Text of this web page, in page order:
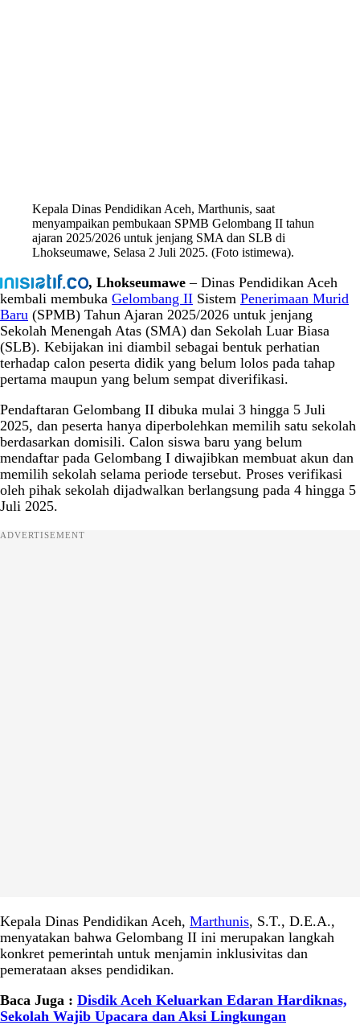
Kepala Dinas Pendidikan Aceh, Marthunis, saat
menyampaikan pembukaan SPMB Gelombang II tahun
ajaran 2025/2026 untuk jenjang SMA dan SLB di
Lhokseumawe, Selasa 2 Juli 2025. (Foto istimewa).
, Lhokseumawe– Dinas Pendidikan Aceh
kembali membuka Gelombang II Sistem Penerimaan Murid
Baru (SPMB) Tahun Ajaran 2025/2026 untuk jenjang
Sekolah Menengah Atas (SMA) dan Sekolah Luar Biasa
(SLB). Kebijakan ini diambil sebagai bentuk perhatian
terhadap calon peserta didik yang belum lolos pada tahap
pertama maupun yang belum sempat diverifikasi.
Pendaftaran Gelombang II dibuka mulai 3 hingga 5 Juli
2025, dan peserta hanya diperbolehkan memilih satu sekolah
berdasarkan domisili. Calon siswa baru yang belum
mendaftar pada Gelombang I diwajibkan membuat akun dan
memilih sekolah selama periode tersebut. Proses verifikasi
oleh pihak sekolah dijadwalkan berlangsung pada 4 hingga 5
Juli 2025.
ADVERTISEMENT
Kepala Dinas Pendidikan Aceh, Marthunis, S.T., D.E.A.,
menyatakan bahwa Gelombang II ini merupakan langkah
konkret pemerintah untuk menjamin inklusivitas dan
pemerataan akses pendidikan.
Baca Juga : Disdik Aceh Keluarkan Edaran Hardiknas,
Sekolah Wajib Upacara dan Aksi Lingkungan